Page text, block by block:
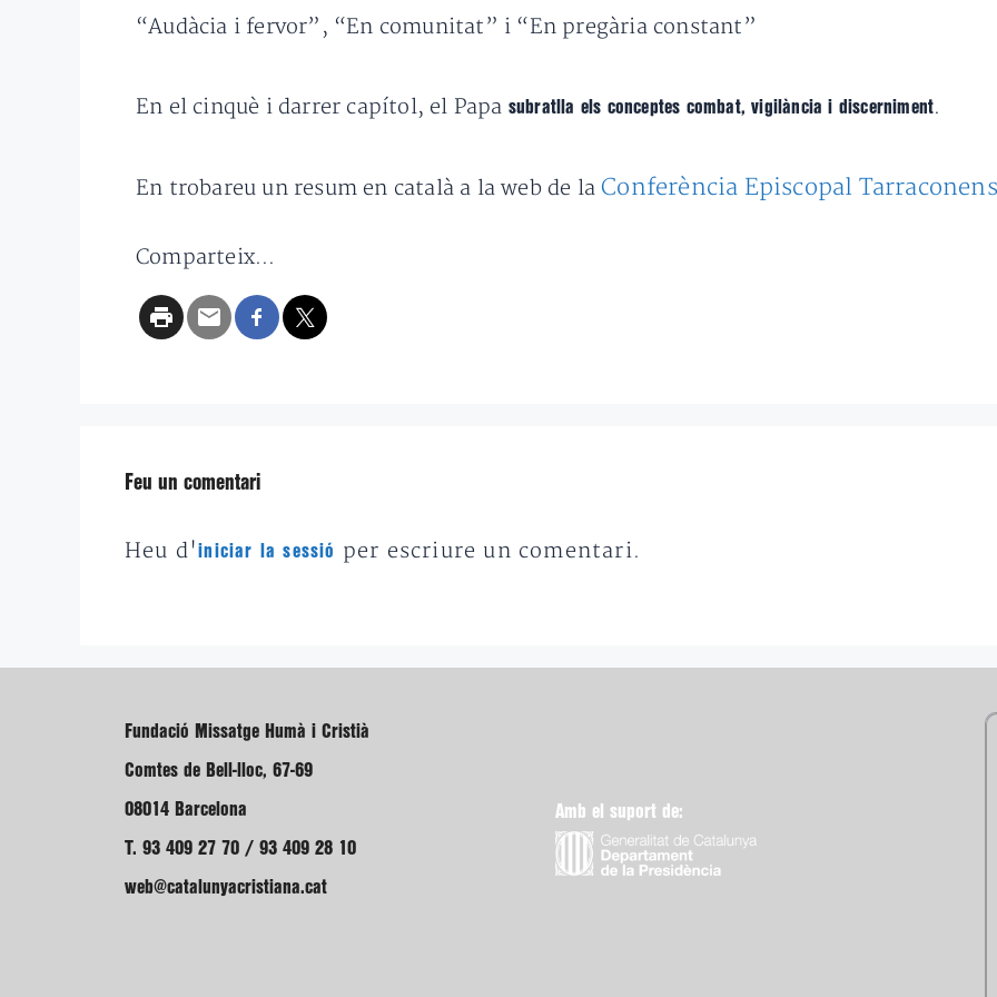
“Audàcia i fervor”, “En comunitat” i “En pregària constant”
En el cinquè i darrer capítol, el Papa subratlla els conceptes combat, vigilància i discerniment.
En trobareu un resum en català a la web de laConferència Episcopal
Comparteix...
Feu un comentari
Heu d'iniciar la sessió per escriure un comentari.
Fundació Missatge Humà i Cristià
Comtes de Bell-lloc, 67-69
08014 Barcelona
T. 93 409 27 70 / 93 409 28 10
web@catalunyacristiana.cat
Amb el suport de: